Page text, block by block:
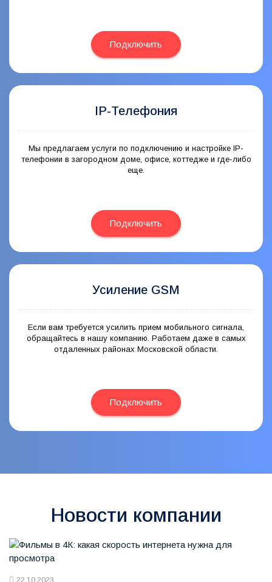
Подключить
IP-Телефония
Мы предлагаем услуги по подключению и настройке IP-
телефонии в загородном доме, офисе, коттедже и где-либо
еще.
Подключить
Усиление GSM
Если вам требуется усилить прием мобильного сигнала,
обращайтесь в нашу компанию. Работаем даже в самых
отдаленных районах Московской области.
Подключить
Новости компании
22.10.2023